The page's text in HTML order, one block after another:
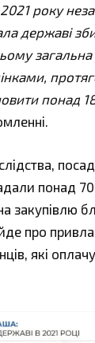
року
державі
понад
понад
закупівлю
про
які